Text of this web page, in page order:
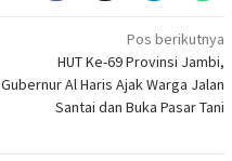
Pos berikutnya
HUT Ke-69 Provinsi Jambi,
Gubernur Al Haris Ajak Warga Jalan
Santai dan Buka Pasar Tani